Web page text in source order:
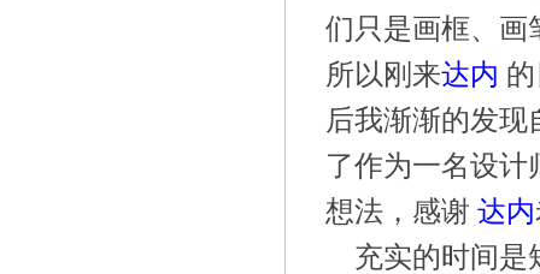
们只是画框、画
所以刚来达内
后我渐渐的发
了作为一名设计
想法，感谢 达内
充实的时间是